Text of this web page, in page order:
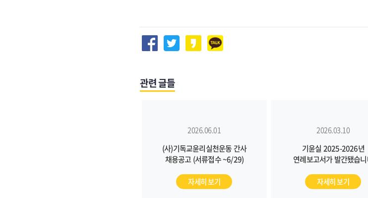
관련 글들
2026.06.01
(사)기독교윤리실천운동 간사
채용공고 (서류접수 ~6/29)
자세히 보기
2026.03.10
기윤실 2025-2026년
연례보고서가 발간됐습
자세히 보기